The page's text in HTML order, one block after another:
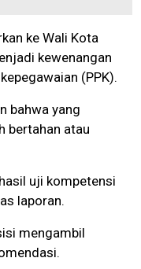
ke Wali Kota
kewenangan
(PPK).
bahwa yang
bertahan atau
uji kompetensi
laporan.
mengambil